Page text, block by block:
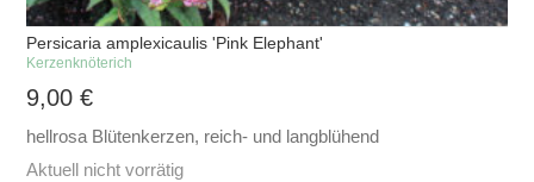
Persicaria amplexicaulis 'Pink Elephant'
Kerzenknöterich
9,00€
hellrosa Blütenkerzen, reich- und langblühend
Aktuell nicht vorrätig